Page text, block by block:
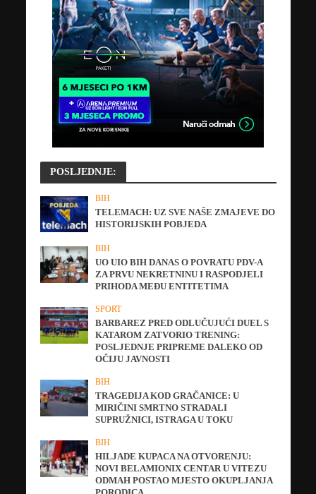
POSLJEDNJE:
BIH
TELEMACH: UZ SVE NAŠE ZMAJEVE DO
HISTORIJSKIH POBJEDA
BIH
UO UIO BIH DANAS O POVRATU PDV-A
ZA PRVU NEKRETNINU I RASPODJELI
PRIHODA MEĐU ENTITETIMA
SPORT
BARBAREZ PRED ODLUČUJUĆI DUEL S
KATAROM ZATVORIO TRENING:
POSLJEDNJE PRIPREME DALEKO OD
OČIJU JAVNOSTI
BIH
TRAGEDIJA KOD GRAČANICE: U
MIRIČINI SMRTNO STRADALI
SUPRUŽNICI, ISTRAGA U TOKU
BIH
HILJADE KUPACA NA OTVORENJU:
NOVI BELAMIONIX CENTAR U VITEZU
ODMAH POSTAO MJESTO OKUPLJANJA